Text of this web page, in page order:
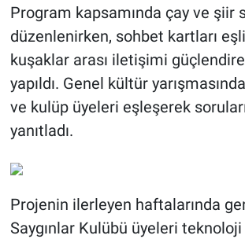
Program kapsamında çay ve şiir
düzenlenirken, sohbet kartları
kuşaklar arası iletişimi
yapıldı. Genel kültür
ve kulüp üyeleri eşleşerek
yanıtladı.
Projenin ilerleyen haftalarında
Saygınlar Kulübü üyeleri teknoloji